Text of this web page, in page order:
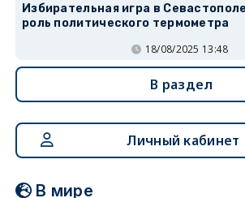
Избирательная игра в
роль политического термометра
18/08/2025 13:48
В раздел
Личный кабинет
В мире